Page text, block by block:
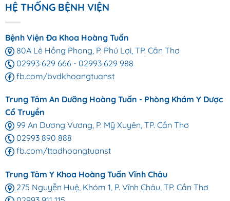
HỆ THỐNG BỆNH VIỆN
Bệnh Viện Đa Khoa Hoàng Tuấn
80A Lê Hồng Phong, P. Phú Lợi, TP. Cần Thơ
02993 629 666 - 02993 629 988
fb.com/bvdkhoangtuanst
Trung Tâm An Dưỡng Hoàng Tuấn - Phòng Khám Y Dược
Cổ Truyền
99 An Dương Vương, P. Mỹ Xuyên, TP. Cần Thơ
02993 890 888
fb.com/ttadhoangtuanst
Trung Tâm Y Khoa Hoàng Tuấn Vĩnh Châu
275 Nguyễn Huệ, Khóm 1, P. Vĩnh Châu, TP. Cần Thơ